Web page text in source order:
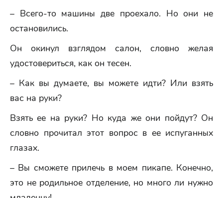
– Всего-то машины две проехало. Но они не
остановились.
Он окинул взглядом салон, словно желая
удостовериться, как он тесен.
– Как вы думаете, вы можете идти? Или взять
вас на руки?
Взять ее на руки? Но куда же они пойдут? Он
словно прочитал этот вопрос в ее испуганных
глазах.
– Вы сможете прилечь в моем пикапе. Конечно,
это не родильное отделение, но много ли нужно